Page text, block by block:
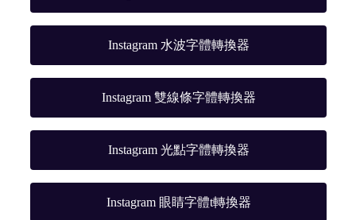
Instagram 水波字體轉換器
Instagram 雙線條字體轉換器
Instagram 光點字體轉換器
Instagram 眼睛字體t轉換器